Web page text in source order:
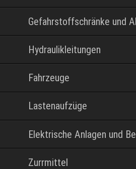
Gefahrstoffschränke und
Hydraulikleitungen
Fahrzeuge
Lastenaufzüge
Elektrische Anlagen und
Zurrmittel